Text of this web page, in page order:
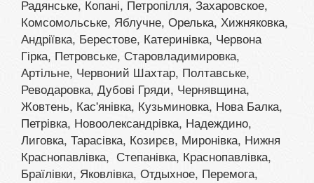
Радянське, Копані, Петропілля, Захаровское,
Комсомольське, Яблучне, Орелька, Хижняковка,
Андріївка, Берестове, Катеринівка, Червона
Гірка, Петровське, Старовладимировка,
Артільне, Червоний Шахтар, Полтавське,
Реводаровка, Дубові Гряди, Чернявщина,
Жовтень, Кас'янівка, Кузьминовка, Нова Балка,
Петрівка, Новоолександрівка, Надеждино,
Лиговка, Тарасівка, Козирєв, Миронівка, Нижня
Краснопавлівка, Степанівка, Краснопавлівка,
Браїлівки, Яковлівка, Отдыхное, Перемога,